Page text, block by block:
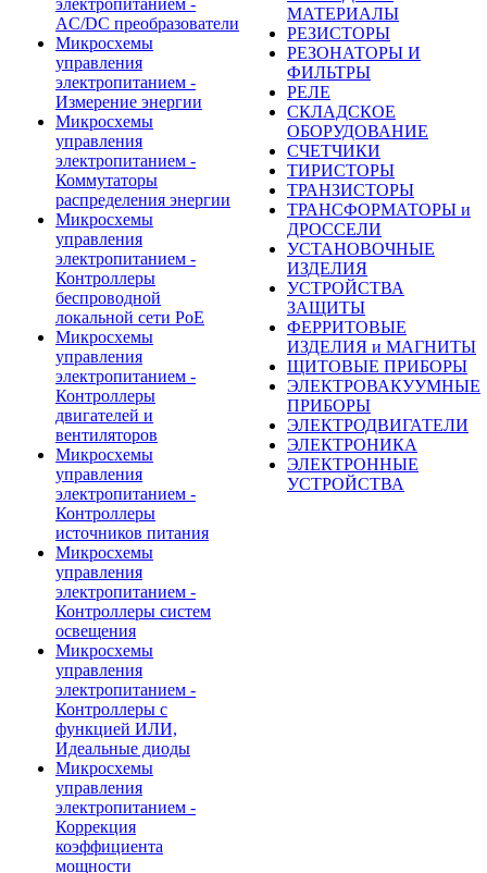
электропитанием -
AC/DC преобразователи
Микросхемы
управления
электропитанием -
Измерение энергии
Микросхемы
управления
электропитанием -
Коммутаторы
распределения энергии
Микросхемы
управления
электропитанием -
Контроллеры
беспроводной
локальной сети PoE
Микросхемы
управления
электропитанием -
Контроллеры
двигателей и
вентиляторов
Микросхемы
управления
электропитанием -
Контроллеры
источников питания
Микросхемы
управления
электропитанием -
Контроллеры систем
освещения
Микросхемы
управления
электропитанием -
Контроллеры с
функцией ИЛИ,
Идеальные диоды
Микросхемы
управления
электропитанием -
Коррекция
коэффициента
мощности
МАТЕРИАЛЫ
РЕЗИСТОРЫ
РЕЗОНАТОРЫ И
ФИЛЬТРЫ
РЕЛЕ
СКЛАДСКОЕ
ОБОРУДОВАНИЕ
СЧЕТЧИКИ
ТИРИСТОРЫ
ТРАНЗИСТОРЫ
ТРАНСФОРМАТОРЫ и
ДРОССЕЛИ
УСТАНОВОЧНЫЕ
ИЗДЕЛИЯ
УСТРОЙСТВА
ЗАЩИТЫ
ФЕРРИТОВЫЕ
ИЗДЕЛИЯ и МАГНИТЫ
ЩИТОВЫЕ ПРИБОРЫ
ЭЛЕКТРОВАКУУМНЫЕ
ПРИБОРЫ
ЭЛЕКТРОДВИГАТЕЛИ
ЭЛЕКТРОНИКА
ЭЛЕКТРОННЫЕ
УСТРОЙСТВА